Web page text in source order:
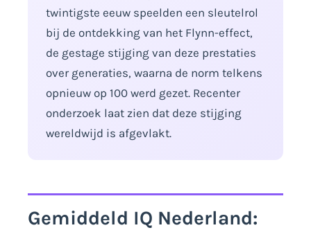
twintigste eeuw speelden een sleutelrol
bij de ontdekking van het Flynn-effect,
de gestage stijging van deze prestaties
over generaties, waarna de norm telkens
opnieuw op 100 werd gezet. Recenter
onderzoek laat zien dat deze stijging
wereldwijd is afgevlakt.
Gemiddeld IQ Nederland: